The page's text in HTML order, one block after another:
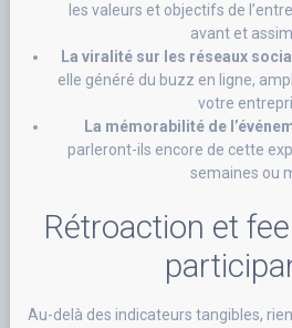
les valeurs et objectifs de
avant et
La viralité sur les réseaux
elle généré du buzz en ligne,
votre
La mémorabilité de
parleront-ils encore de cette
semaines ou
Rétroaction et
Au-delà des indicateurs tangibles,